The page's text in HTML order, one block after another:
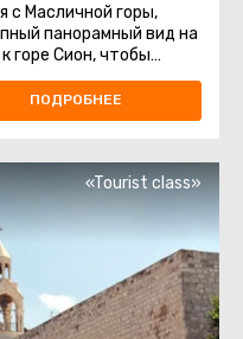
с Масличной горы,
панорамный вид на
горе Сион, чтобы
посетить такие исторические ...
ПОДРОБНЕЕ
«Tourist class»